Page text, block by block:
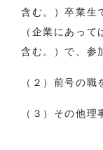
含む。）卒業生
（企業にあっ
含む。）で、参
（２）前号の
（３）その他